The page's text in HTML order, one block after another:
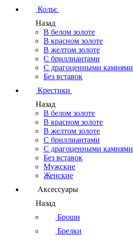
Кольє
Назад
В белом золоте
В красном золоте
В желтом золоте
С бриллиантами
С драгоценными камнями
Без вставок
Крестики
Назад
В белом золоте
В красном золоте
В желтом золоте
С бриллиантами
С драгоценными камнями
Без вставок
Мужские
Женские
Аксессуары
Назад
Броши
Брелки